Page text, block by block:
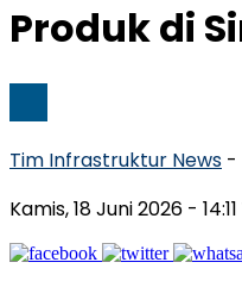
Produk di
Tim Infrastruktur News -
Kamis, 18 Juni 2026 -